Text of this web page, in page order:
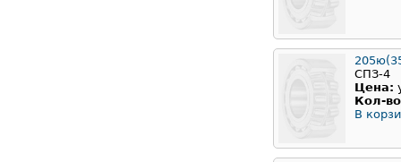
СПЗ-4
Цена:
Кол-
В